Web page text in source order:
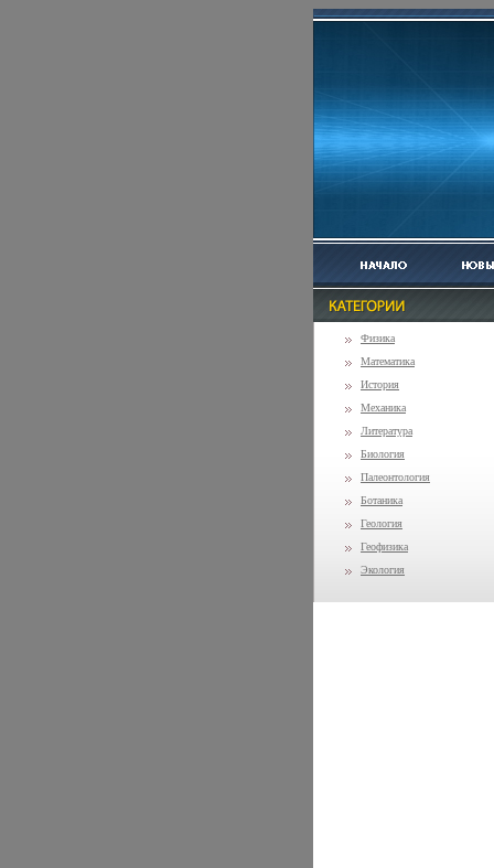
Физика
Математика
История
Механика
Литература
Биология
Палеонтология
Ботаника
Геология
Геофизика
Экология